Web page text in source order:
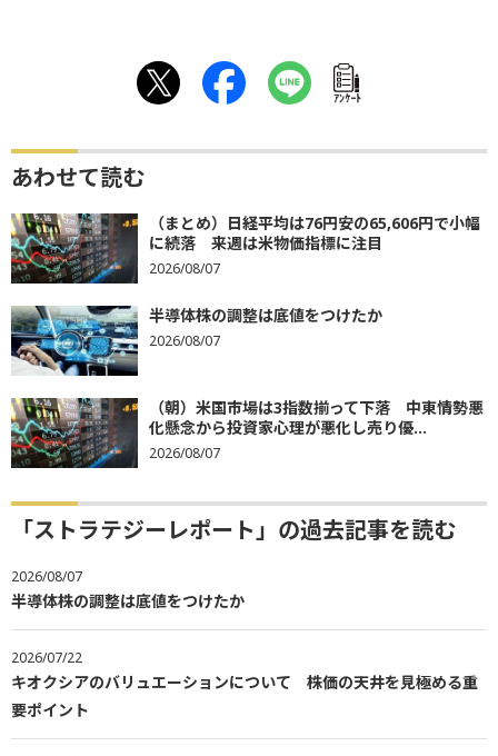
ｱﾝｹｰﾄ
あわせて読む
（まとめ）日経平均は76円安の65,606円で小幅
に続落 来週は米物価指標に注目
2026/08/07
半導体株の調整は底値をつけたか
2026/08/07
（朝）米国市場は3指数揃って下落 中東情勢悪
化懸念から投資家心理が悪化し売り優...
2026/08/07
「ストラテジーレポート」の過去記事を読む
2026/08/07
半導体株の調整は底値をつけたか
2026/07/22
キオクシアのバリュエーションについて 株価の天井を見極める重
要ポイント